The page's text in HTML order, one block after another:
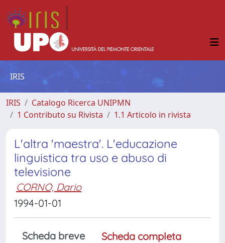
IRIS
IRIS
Catalogo Ricerca UNIPMN
1 Contributo su Rivista
1.1 Articolo in rivista
L'altra 'maestra'. L'educazione
linguistica tra uso e abuso di
televisione
CORNO, Dario
1994-01-01
Scheda breve
Scheda completa